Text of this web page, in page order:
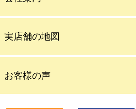
実店舗の地図
お客様の声